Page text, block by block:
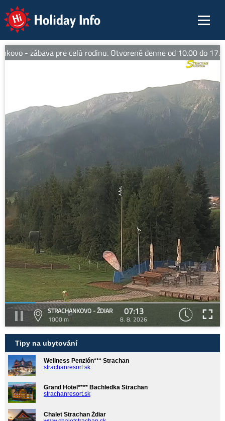
Holiday Info
- zábava pre celú rodinu. Otvorené denne od 10.00 do
STRACHANKOVO - ŽDIAR
1000 m
07:13
8. 8. 2026
Tipy na ubytování
Wellness Penzión*** Strachan
strachanresort.sk
Grand Hotel**** Bachledka Strachan
strachanresort.sk
Chalet Strachan Ždiar